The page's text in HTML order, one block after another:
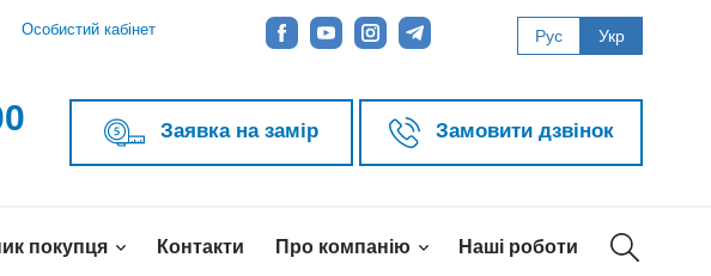
Особистий кабінет Рус Укр
Заявка на замір Замовити дзвінок
покупця Контакти Про компанію Наші роботи